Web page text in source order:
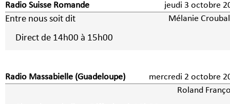
Radio Suisse Romande jeudi 3 octobre
Entre nous soit dit Mélanie
Direct de 14h00 à 15h00
Radio Massabielle (Guadeloupe)
mercredi 2
Roland